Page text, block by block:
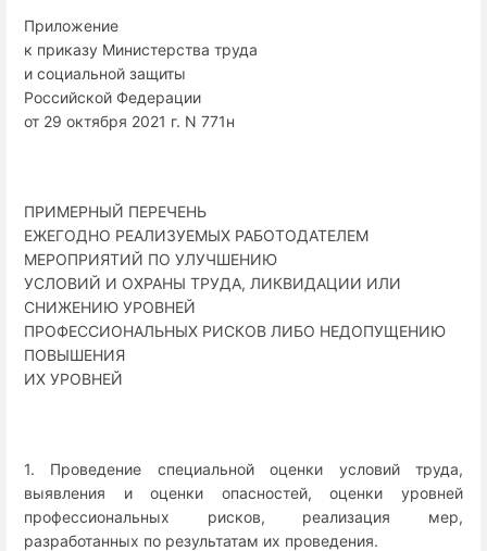
Приложение
к приказу Министерства труда
и социальной защиты
Российской Федерации
от 29 октября 2021 г. N 771н
ПРИМЕРНЫЙ ПЕРЕЧЕНЬ
ЕЖЕГОДНО РЕАЛИЗУЕМЫХ РАБОТОДАТЕЛЕМ
МЕРОПРИЯТИЙ ПО УЛУЧШЕНИЮ
УСЛОВИЙ И ОХРАНЫ ТРУДА, ЛИКВИДАЦИИ ИЛИ
СНИЖЕНИЮ УРОВНЕЙ
ПРОФЕССИОНАЛЬНЫХ РИСКОВ ЛИБО НЕДОПУЩЕНИЮ
ПОВЫШЕНИЯ
ИХ УРОВНЕЙ
1. Проведение специальной оценки условий труда,
выявления и оценки опасностей, оценки уровней
профессиональных рисков, реализация мер,
разработанных по результатам их проведения.